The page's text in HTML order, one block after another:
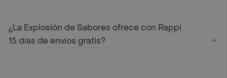
¿La Explosión de Sabores ofrece con Rappi
15 días de envíos gratis?